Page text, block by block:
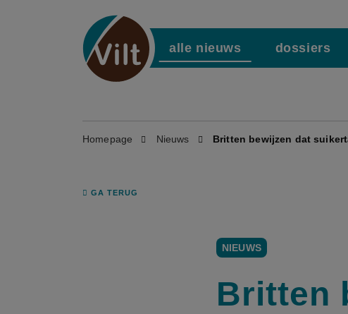
alle nieuws dossiers
Homepage Nieuws Britten bewijzen dat
GA TERUG
NIEUWS
Britten